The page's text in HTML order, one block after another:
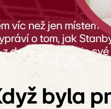
víc než jen místem
o tom, jak
domova, udržuje
během zápasů
zápasu opravdu
byla